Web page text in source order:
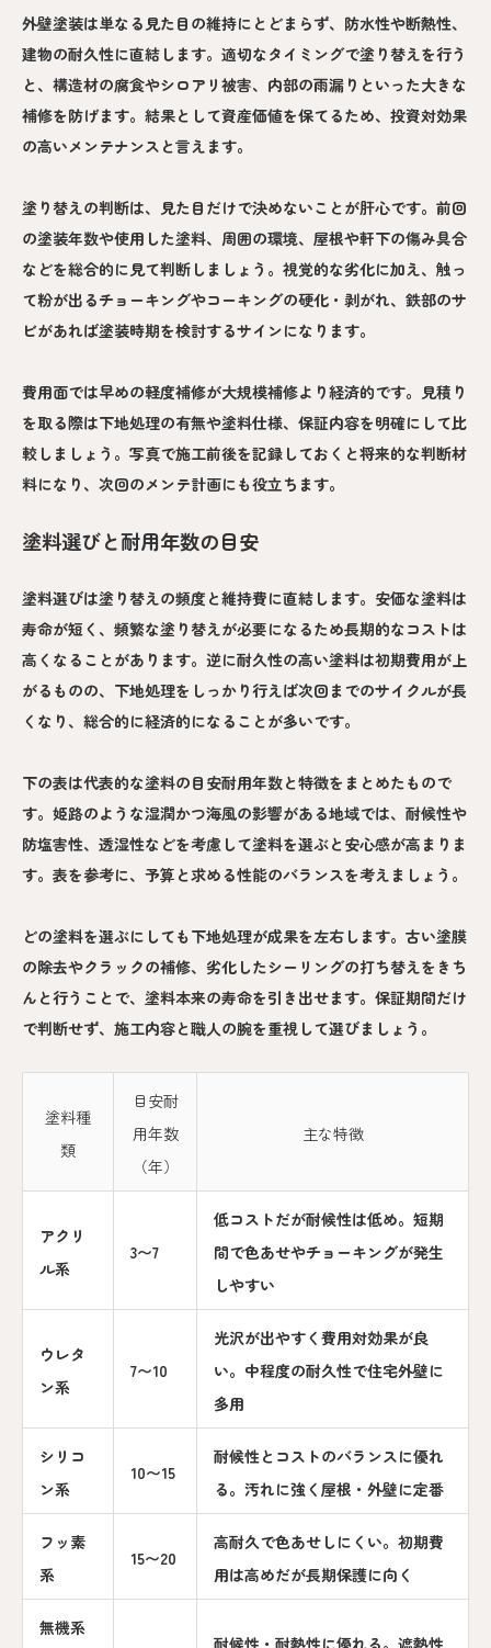
外壁塗装は単なる見た目の維持にとどまらず、防水性や断熱性、
建物の耐久性に直結します。適切なタイミングで塗り替えを行う
と、構造材の腐食やシロアリ被害、内部の雨漏りといった大きな
補修を防げます。結果として資産価値を保てるため、投資対効果
の高いメンテナンスと言えます。
塗り替えの判断は、見た目だけで決めないことが肝心です。前回
の塗装年数や使用した塗料、周囲の環境、屋根や軒下の傷み具合
などを総合的に見て判断しましょう。視覚的な劣化に加え、触っ
て粉が出るチョーキングやコーキングの硬化・剥がれ、鉄部のサ
ビがあれば塗装時期を検討するサインになります。
費用面では早めの軽度補修が大規模補修より経済的です。見積り
を取る際は下地処理の有無や塗料仕様、保証内容を明確にして比
較しましょう。写真で施工前後を記録しておくと将来的な判断材
料になり、次回のメンテ計画にも役立ちます。
塗料選びと耐用年数の目安
塗料選びは塗り替えの頻度と維持費に直結します。安価な塗料は
寿命が短く、頻繁な塗り替えが必要になるため長期的なコストは
高くなることがあります。逆に耐久性の高い塗料は初期費用が上
がるものの、下地処理をしっかり行えば次回までのサイクルが長
くなり、総合的に経済的になることが多いです。
下の表は代表的な塗料の目安耐用年数と特徴をまとめたもので
す。姫路のような湿潤かつ海風の影響がある地域では、耐候性や
防塩害性、透湿性などを考慮して塗料を選ぶと安心感が高まりま
す。表を参考に、予算と求める性能のバランスを考えましょう。
どの塗料を選ぶにしても下地処理が成果を左右します。古い塗膜
の除去やクラックの補修、劣化したシーリングの打ち替えをきち
んと行うことで、塗料本来の寿命を引き出せます。保証期間だけ
で判断せず、施工内容と職人の腕を重視して選びましょう。
塗料種
類
目安耐
用年数
（年）
主な特徴
アクリ
ル系
3〜7
低コストだが耐候性は低め。短期
間で色あせやチョーキングが発生
しやすい
ウレタ
ン系
7〜10
光沢が出やすく費用対効果が良
い。中程度の耐久性で住宅外壁に
多用
シリコ
ン系
10〜15
耐候性とコストのバランスに優れ
る。汚れに強く屋根・外壁に定番
フッ素
系
15〜20
高耐久で色あせしにくい。初期費
用は高めだが長期保護に向く
無機系
耐候性・耐熱性に優れる。遮熱性